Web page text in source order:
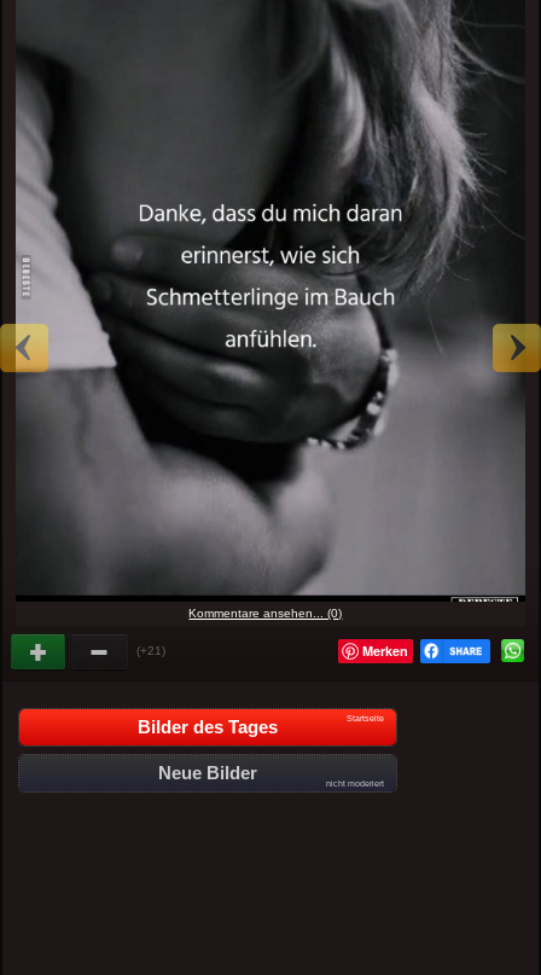
Kommentare ansehen... (0)
(+21) Merken
Bilder des Tages Startseite
Neue Bilder
nicht moderiert